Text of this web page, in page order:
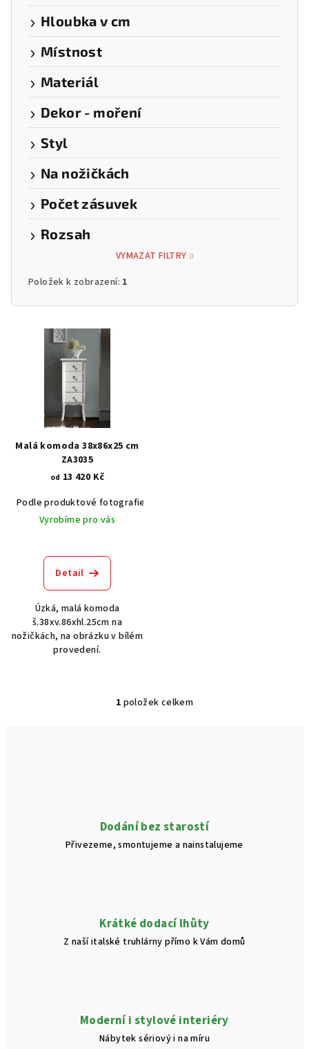
Hloubka v cm
Místnost
Materiál
Dekor - moření
Styl
Na nožičkách
Počet zásuvek
Rozsah
VYMAZAT FILTRY
Položek k zobrazení: 1
Malá komoda 38x86x25 cm
ZA3035
od 13 420 Kč
Podle produktové fotografie
Vyrobíme pro vás
Detail
Úzká, malá komoda
š.38xv.86xhl.25cm na
nožičkách, na obrázku v bílém
provedení.
O
í
r
v
ý
p
1 položek celkem
Dodání bez starostí
Přivezeme, smontujeme a nainstalujeme
Krátké dodací lhůty
Z naší italské truhlárny přímo k Vám domů
Moderní i stylové interiéry
Nábytek sériový i na míru